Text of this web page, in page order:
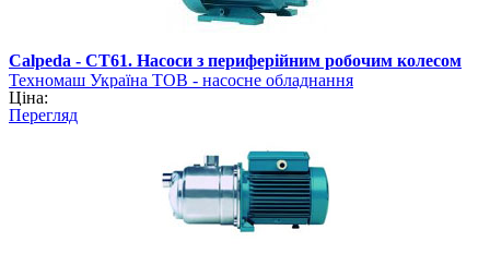
Calpeda - CT61. Насоси з периферійним робочим колесом
Техномаш Україна ТОВ - насосне обладнання
Ціна:
Перегляд